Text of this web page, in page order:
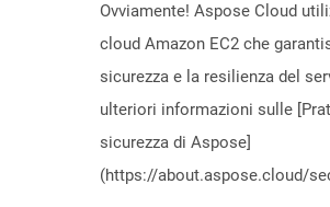
Ovviamente! Aspose Cloud
cloud Amazon EC2 che
sicurezza e la resilienza del
ulteriori informazioni sulle
sicurezza di Aspose]
(https://about.aspose.cloud/